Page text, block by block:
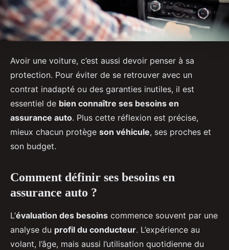
Avoir une voiture, c’est aussi devoir penser à sa
protection. Pour éviter de se retrouver avec un
contrat inadapté ou des garanties inutiles, il est
essentiel de bien connaître ses besoins en
assurance auto. Plus cette réflexion est précise,
mieux chacun protège son véhicule, ses proches et
son budget.
Comment définir ses besoins en
assurance auto ?
L’évaluation des besoins commence souvent par une
analyse du profil du conducteur. L’expérience au
volant, l’âge, mais aussi l’utilisation quotidienne du